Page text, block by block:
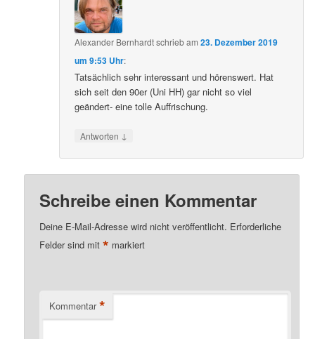
Alexander Bernhardtschriebam23. Dezember 2019
um 9:53 Uhr:
Tatsächlich sehr interessant und hörenswert. Hat
sich seit den 90er (Uni HH) gar nicht so viel
geändert- eine tolle Auffrischung.
Antworten ↓
Schreibe einen Kommentar
Deine E-Mail-Adresse wird nicht veröffentlicht. Erforderliche
Felder sind mit* markiert
Kommentar *